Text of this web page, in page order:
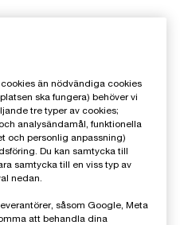
PwC Sverige
än nödvändiga cookies
ska fungera) behöver vi
tre typer av cookies;
analysändamål, funktionella
och personlig anpassning)
Du kan samtycka till
samtycka till en viss typ av
nedan.
såsom Google, Meta
att behandla dina